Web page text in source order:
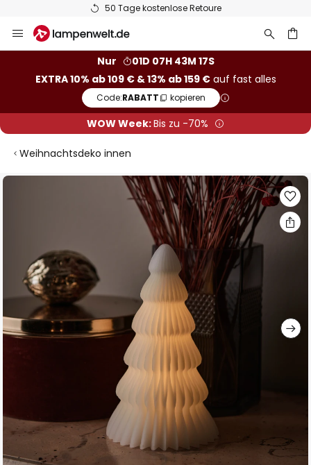
50 Tage kostenlose Retoure
Inhalt
Nur
01D 07H 43M 16S
EXTRA 10% ab 109 € & 13% ab 159 €auf fast alles
Code:RABATT kopieren
WOW Week:Bis zu -70%
Weihnachtsdeko innen
Zum
springen